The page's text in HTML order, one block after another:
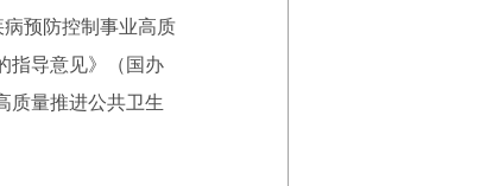
预防控制事业高质
指导意见》（国办
质量推进公共卫生